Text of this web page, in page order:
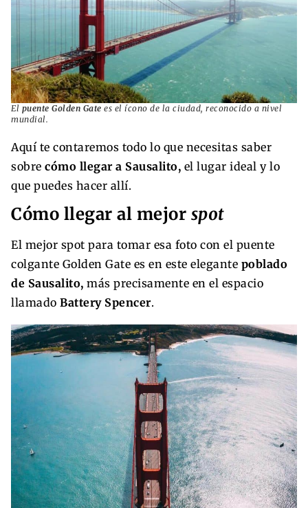
El puente Golden Gate es el ícono de la ciudad, reconocido a nivel
mundial.
Aquí te contaremos todo lo que necesitas saber
sobre cómo llegar a Sausalito, el lugar ideal y lo
que puedes hacer allí.
Cómo llegar al mejor spot
El mejor spot para tomar esa foto con el puente
colgante Golden Gate es en este elegante poblado
de Sausalito, más precisamente en el espacio
llamado Battery Spencer.